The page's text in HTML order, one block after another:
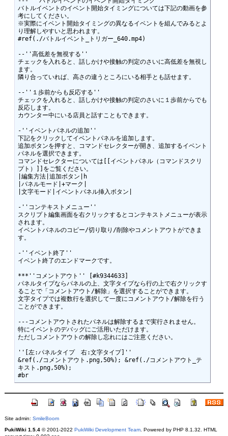
バトルイベントのイベント開始タイミングについては下記の動画を参
考にしてください。
※実際にイベント開始タイミングの異なるイベントを組んでみるとよ
り理解しやすいと思われます。
#ref(./バトルイベント_トリガー_640.mp4)
--''高低差を無視する''
チェックを入れると、話しかけや接触の判定のさいに高低差を無視し
ます。
隣り合っていれば、高さの違うところにいる相手とも話せます。
--''１歩前からも反応する''
チェックを入れると、話しかけや接触の判定のさいに１歩前からでも
反応します。
カウンター中にいる店員と話すこともできます。
-''イベントパネルの追加''
下記をクリックしてイベントパネルを追加します。
追加ボタンを押すと、コマンドセレクターが開き、追加するイベント
パネルを選択できます。
コマンドセレクターについては[[イベントパネル（コマンドスクリ
プト）]]をご覧ください。
|編集方法|追加ボタン|h
|パネルモード|+マーク|
|文字モード|イベントパネル挿入ボタン|
-''コンテキストメニュー''
スクリプト編集画面を右クリックするとコンテキストメニューが表示
されます。
イベントパネルのコピー/切り取り/削除やコメントアウトができま
す。
-''イベント終了''
イベント終了のエンドマークです。
***''コメントアウト'' [#k9344633]
パネルタイプならパネルの上、文字タイプなら行の上で右クリックす
ることで「コメントアウト/解除」を選択することができます。
文字タイプでは複数行を選択して一度にコメントアウト/解除を行う
ことができます。
---コメントアウトされたパネルは解除するまで実行されません。
特にイベントのデバッグにご活用いただけます。
ただしコメントアウトの解除し忘れにはご注意ください。
''[左:パネルタイプ　右:文字タイプ]''
&ref(./コメントアウト.png,50%); &ref(./コメントアウト_テ
キスト.png,50%);
#br
Site admin: SmileBoom
PukiWiki 1.5.4© 2001-2022 PukiWiki Development Team. Powered by PHP 8.1.32. HTML